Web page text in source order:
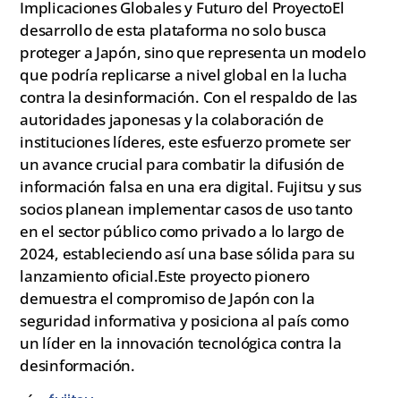
Implicaciones Globales y Futuro del ProyectoEl
desarrollo de esta plataforma no solo busca
proteger a Japón, sino que representa un modelo
que podría replicarse a nivel global en la lucha
contra la desinformación. Con el respaldo de las
autoridades japonesas y la colaboración de
instituciones líderes, este esfuerzo promete ser
un avance crucial para combatir la difusión de
información falsa en una era digital. Fujitsu y sus
socios planean implementar casos de uso tanto
en el sector público como privado a lo largo de
2024, estableciendo así una base sólida para su
lanzamiento oficial.Este proyecto pionero
demuestra el compromiso de Japón con la
seguridad informativa y posiciona al país como
un líder en la innovación tecnológica contra la
desinformación.